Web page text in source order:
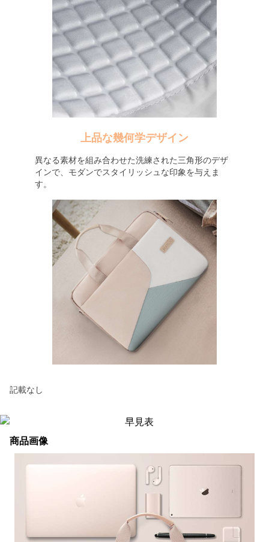
上品な幾何学デザイン
異なる素材を組み合わせた洗練された三角形のデザ
インで、モダンでスタイリッシュな印象を与えま
す。
記載なし
商品画像